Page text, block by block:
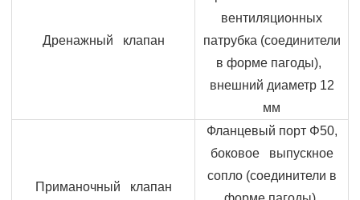
Дренажный клапан
вентиляционных
патрубка (соединители
в форме пагоды),
внешний диаметр 12
мм
Приманочный клапан
Фланцевый порт Φ50,
боковое выпускное
сопло (соединители в